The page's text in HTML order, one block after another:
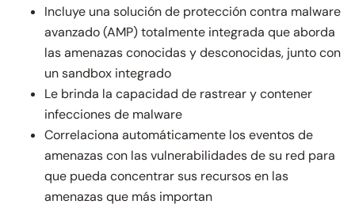
Incluye una solución de protección contra malware
avanzado (AMP) totalmente integrada que aborda
las amenazas conocidas y desconocidas, junto con
un sandbox integrado
Le brinda la capacidad de rastrear y contener
infecciones de malware
Correlaciona automáticamente los eventos de
amenazas con las vulnerabilidades de su red para
que pueda concentrar sus recursos en las
amenazas que más importan